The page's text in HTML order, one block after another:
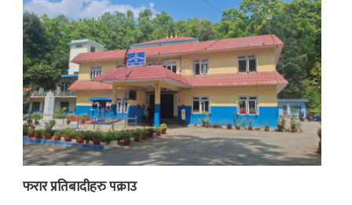
फरार प्रतिबादीहरु पक्राउ